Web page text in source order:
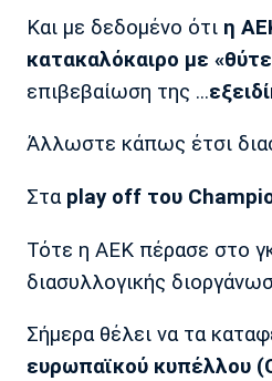
Και με δεδομένο ότι η
κατακαλόκαιρο με
επιβεβαίωση της ...
Άλλωστε κάπως έτσι
Σταplay off του
Τότε η ΑΕΚ πέρασε στο
διασυλλογικής
Σήμερα θέλει να τα
ευρωπαϊκού κυπέλλου